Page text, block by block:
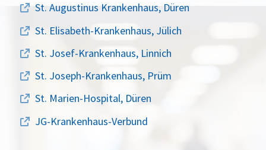
St. Augustinus Krankenhaus, Düren
St. Elisabeth-Krankenhaus, Jülich
St. Josef-Krankenhaus, Linnich
St. Joseph-Krankenhaus, Prüm
St. Marien-Hospital, Düren
JG-Krankenhaus-Verbund